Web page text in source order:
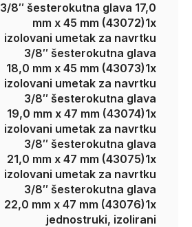
3/8″ šesterokutna glava 17,0
mm x 45 mm (43072)1x
izolovani umetak za navrtku
3/8″ šesterokutna glava
18,0 mm x 45 mm (43073)1x
izolovani umetak za navrtku
3/8″ šesterokutna glava
19,0 mm x 47 mm (43074)1x
izolovani umetak za navrtku
3/8″ šesterokutna glava
21,0 mm x 47 mm (43075)1x
izolovani umetak za navrtku
3/8″ šesterokutna glava
22,0 mm x 47 mm (43076)1x
jednostruki, izolirani